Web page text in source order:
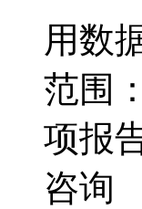
用数
范围
项报
咨询